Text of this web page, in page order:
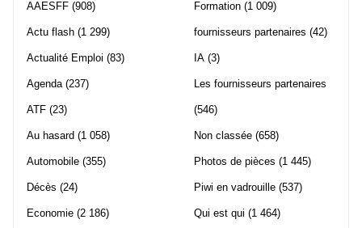
AAESFF (908)
Actu flash (1 299)
Actualité Emploi (83)
Agenda(237)
ATF (23)
Au hasard (1 058)
Automobile (355)
Décès (24)
Economie (2 186)
Formation (1 009)
fournisseurs partenaires (42)
IA (3)
Les fournisseurs partenaires
(546)
Non classée (658)
Photos de pièces (1 445)
Piwi en vadrouille (537)
Qui est qui (1 464)